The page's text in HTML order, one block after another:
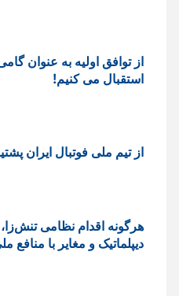
از توافق اولیه به عنوان
استقبال می کنیم!
از تیم ملی فوتبال ایران
هرگونه اقدام نظامی
دیپلماتیک و مغایر با منافع